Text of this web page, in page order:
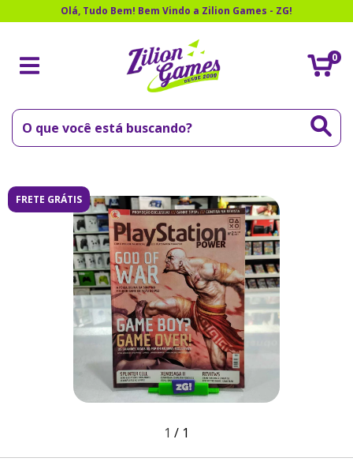
Olá, Tudo Bem! Bem Vindo a Zilion Games - ZG!
0
FRETE GRÁTIS
1 / 1